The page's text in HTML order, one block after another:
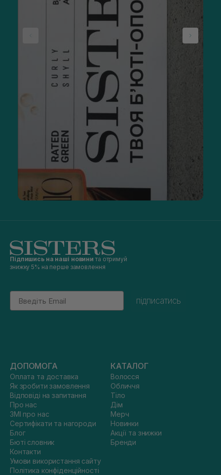
Підпишись на наші новини та отримуй
знижку 5% на перше замовлення
Email
підписатись
ДОПОМОГА
Оплата та доставка
Як зробити замовлення
Відповіді на запитання
Про нас
ЗМІ про нас
Сертифікати та нагороди
Блог
Бюті словник
Контакти
Умови використання сайту
Політика конфіденційності
КАТАЛОГ
Волосся
Обличчя
Тіло
Дім
Мерч
Новинки
Акції та знижки
Бренди